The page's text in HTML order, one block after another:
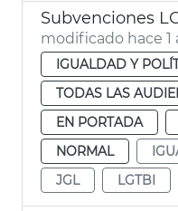
Subvenciones
modificado hace 1
IGUALDAD Y
TODAS LAS
EN PORTADA
NORMAL
JGL
LGTBI